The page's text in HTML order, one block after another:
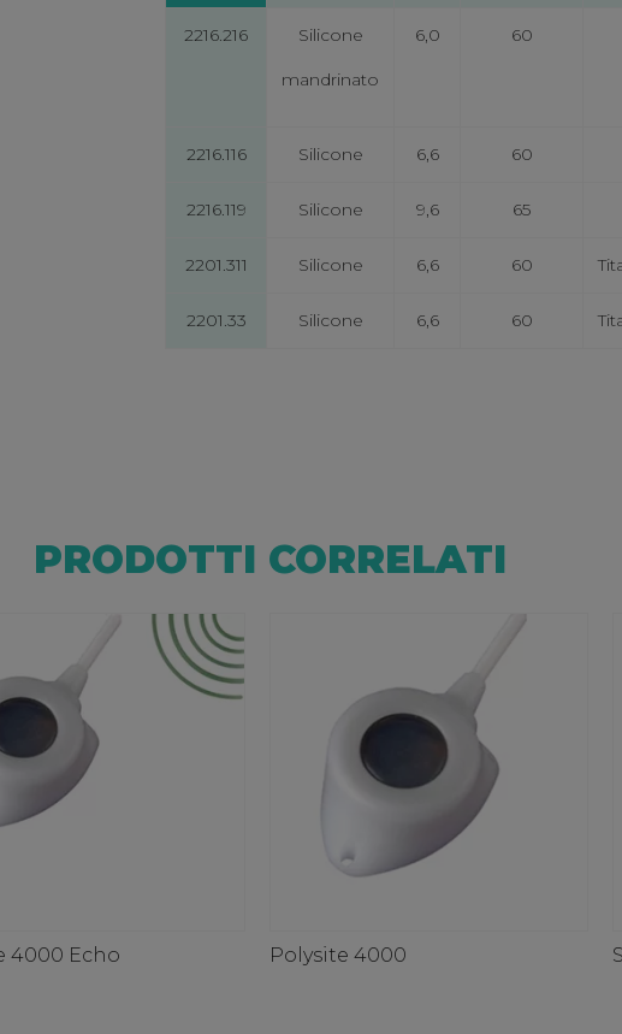
2216.216 Silicone
mandrinato
6,0 60
2216.116 Silicone 6,6 60
2216.119 Silicone 9,6 65
2201.311 Silicone 6,6 60
2201.33 Silicone 6,6 60
PRODOTTI CORRELATI
4000 Echo Polysite 4000